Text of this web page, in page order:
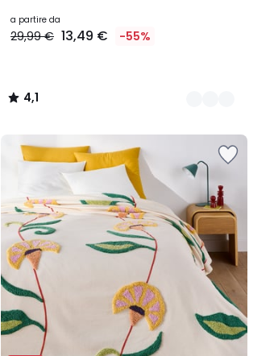
a partire da
29,99 € 13,49 € -55%
4,1
/